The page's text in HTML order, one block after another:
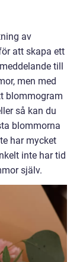
av
att skapa ett
till
men med
blommogram
så kan du
blommorna
har mycket
inte har tid
själv.